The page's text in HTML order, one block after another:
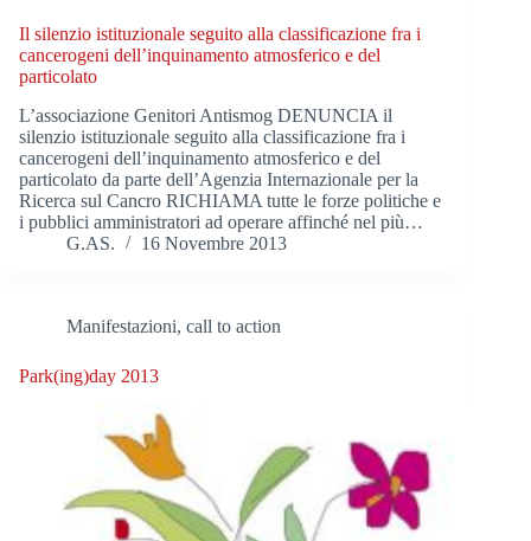
Il silenzio istituzionale seguito alla classificazione fra i
cancerogeni dell’inquinamento atmosferico e del
particolato
L’associazione Genitori Antismog DENUNCIA il
silenzio istituzionale seguito alla classificazione fra i
cancerogeni dell’inquinamento atmosferico e del
particolato da parte dell’Agenzia Internazionale per la
Ricerca sul Cancro RICHIAMA tutte le forze politiche e
i pubblici amministratori ad operare affinché nel più…
G.AS.
16 Novembre 2013
Manifestazioni, call to action
Park(ing)day 2013